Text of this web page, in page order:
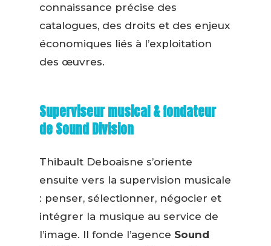
connaissance précise des
catalogues, des droits et des enjeux
économiques liés à l’exploitation
des œuvres.
Superviseur musical & fondateur
de Sound Division
Thibault Deboaisne s’oriente
ensuite vers la supervision musicale
: penser, sélectionner, négocier et
intégrer la musique au service de
l’image. Il fonde l’agence Sound